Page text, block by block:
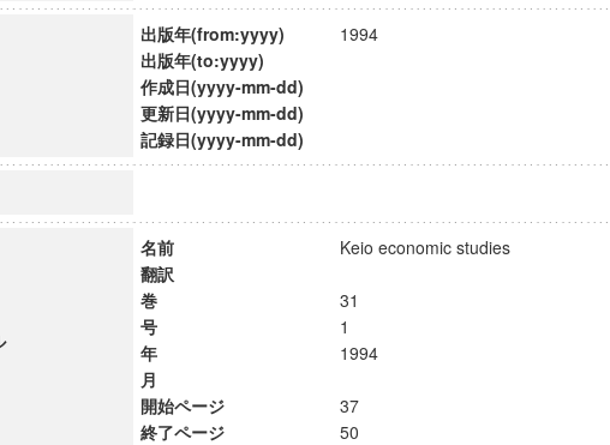
ガバナンス教育研究センター
性の先端的教育研究拠点
出版年(from:yyyy)
1994
出版年(to:yyyy)
作成日(yyyy-mm-dd)
更新日(yyyy-mm-dd)
記録日(yyyy-mm-dd)
名前
Keio economic studies
翻訳
巻
31
号
1
年
1994
月
開始ページ
37
終了ページ
50